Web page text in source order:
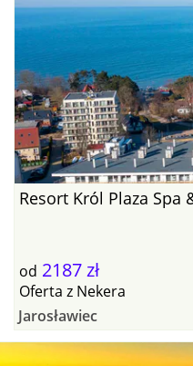
Resort Król Plaza Spa
od 2187 zł
Oferta z Nekera
Jarosławiec